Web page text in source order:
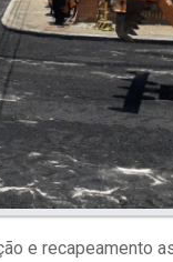
e recapeamento